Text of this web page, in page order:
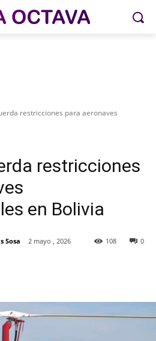
restricciones para aeronaves
restricciones
en Bolivia
Sosa 2 mayo , 2026 0
108